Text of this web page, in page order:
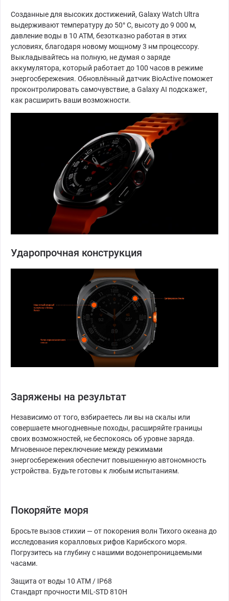
Созданные для высоких достижений, Galaxy Watch Ultra
выдерживают температуру до 50° C, высоту до 9 000 м,
давление воды в 10 ATM, безотказно работая в этих
условиях, благодаря новому мощному 3 нм процессору.
Выкладывайтесь на полную, не думая о заряде
аккумулятора, который работает до 100 часов в режиме
энергосбережения. Обновлённый датчик BioActive поможет
проконтролировать самочувствие, а Galaxy AI подскажет,
как расширить ваши возможности.
Ударопрочная конструкция
Заряжены на результат
Независимо от того, взбираетесь ли вы на скалы или
совершаете многодневные походы, расширяйте границы
своих возможностей, не беспокоясь об уровне заряда.
Мгновенное переключение между режимами
энергосбережения обеспечит повышенную автономность
устройства. Будьте готовы к любым испытаниям.
Покоряйте моря
Бросьте вызов стихии — от покорения волн Тихого океана до
исследования коралловых рифов Карибского моря.
Погрузитесь на глубину с нашими водонепроницаемыми
часами.
Защита от воды 10 ATM / IP68
Стандарт прочности MIL-STD 810H